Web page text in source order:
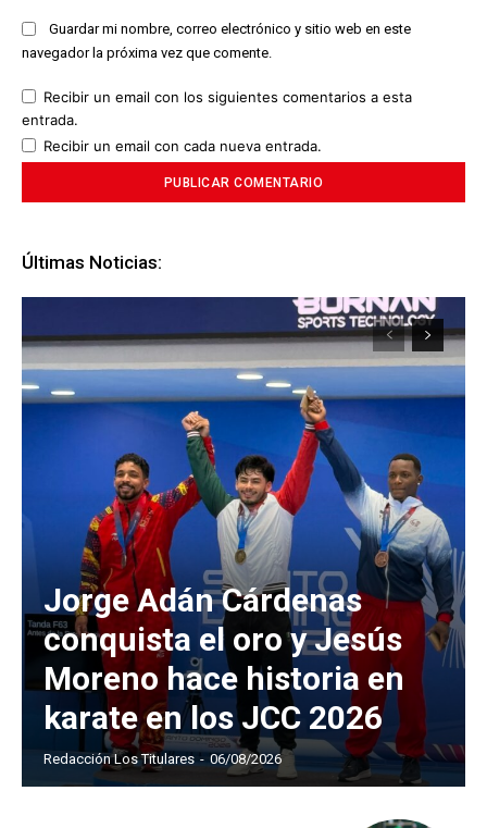
Guardar mi nombre, correo electrónico y sitio web en este
navegador la próxima vez que comente.
Recibir un email con los siguientes comentarios a esta
entrada.
Recibir un email con cada nueva entrada.
Últimas Noticias:
Jorge Adán Cárdenas
conquista el oro y Jesús
Moreno hace historia en
karate en los JCC 2026
Redacción Los Titulares - 06/08/2026